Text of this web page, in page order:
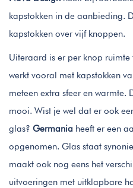
kapstokken in de aanbieding.
kapstokken over vijf knoppen.
Uiteraard is er per knop ruimte
werkt vooral met kapstokken
meteen extra sfeer en warmte.
mooi. Wist je wel dat er ook
glas? Germania heeft er een
opgenomen. Glas staat
maakt ook nog eens het
uitvoeringen met uitklapbare